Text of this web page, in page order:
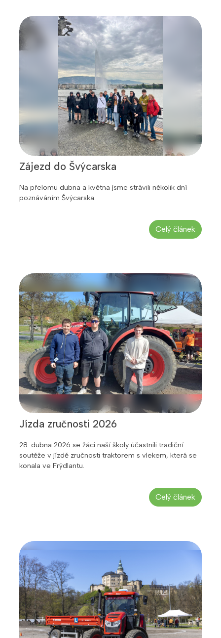
Zájezd do Švýcarska
Na přelomu dubna a května jsme strávili několik dní
poznáváním Švýcarska.
Celý článek
Jízda zručnosti 2026
28. dubna 2026 se žáci naší školy účastnili tradiční
soutěže v jízdě zručnosti traktorem s vlekem, která se
konala ve Frýdlantu.
Celý článek